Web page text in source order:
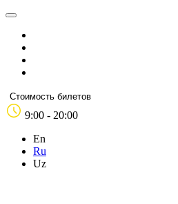
Стоимость билетов
9:00 - 20:00
En
Ru
Uz